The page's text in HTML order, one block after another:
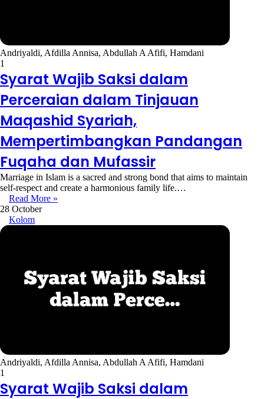
Andriyaldi, Afdilla Annisa, Abdullah A Afifi, Hamdani
1
Syarat Wajib Saksi dalam
Perceraian dalam Tinjauan
Maqashid Syariah,
Mempertimbangkan Pandangan
Fuqaha dan Mufassir
Marriage in Islam is a sacred and strong bond that aims to maintain
self-respect and create a harmonious family life.…
Read More »
28 October
Kolom
Andriyaldi, Afdilla Annisa, Abdullah A Afifi, Hamdani
1
Syarat Wajib Saksi dalam